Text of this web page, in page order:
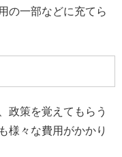
の一部などに充てら
政策を覚えてもらう
様々な費用がかかり